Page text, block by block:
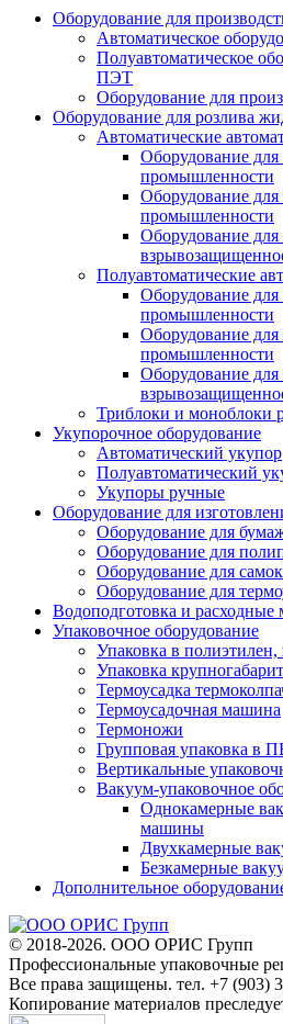
Оборудование для
Автоматическое
Полуавтоматическое
ПЭТ
Оборудование для
Оборудование для розлива
Автоматические
Оборудование
промышленности
Оборудование
промышленности
Оборудование
Полуавтоматические
Оборудование
промышленности
Оборудование
промышленности
Оборудование
Триблоки и моноблоки
Укупорочное оборудование
Автоматический укупор
Полуавтоматический
Укупоры ручные
Оборудование для
Оборудование для
Оборудование для
Оборудование для
Оборудование для
Водоподготовка и расходные
Упаковочное оборудование
Упаковка в
Упаковка
Термоусадка
Термоусадочная машина
Термоножи
Групповая упаковка в
Вертикальные
Вакуум-упаковочное
Однокамерные
машины
Двухкамерные
Безкамерные
Дополнительное
© 2018-2026. ООО ОРИС Групп
Профессиональные упаковочные
Все права защищены. тел. +7 (903)
Копирование материалов